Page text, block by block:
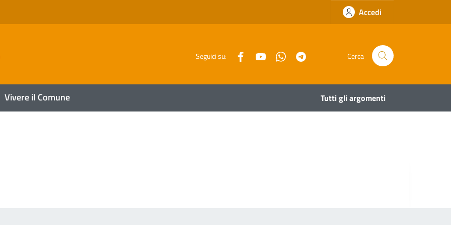
Accedi
Seguici su: FacebookYouTubeWhatsapp Cerca
Vivere il Comune Tutti gli argomenti